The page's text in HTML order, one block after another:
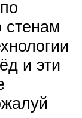
и эти